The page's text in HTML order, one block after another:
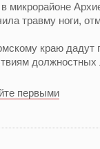
микрорайоне
травму ноги,
краю дадут
должностных
первыми